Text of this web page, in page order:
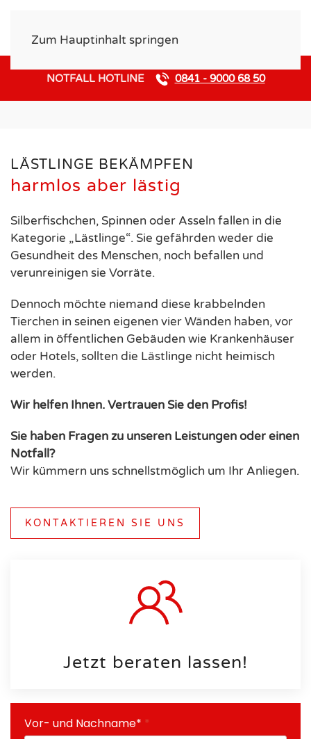
Zum Hauptinhalt springen
NOTFALL HOTLINE 0841 - 9000 68 50
LÄSTLINGE BEKÄMPFEN
harmlos aber lästig
Silberfischchen, Spinnen oder Asseln fallen in die
Kategorie „Lästlinge“. Sie gefährden weder die
Gesundheit des Menschen, noch befallen und
verunreinigen sie Vorräte.
Dennoch möchte niemand diese krabbelnden
Tierchen in seinen eigenen vier Wänden haben, vor
allem in öffentlichen Gebäuden wie Krankenhäuser
oder Hotels, sollten die Lästlinge nicht heimisch
werden.
Wir helfen Ihnen. Vertrauen Sie den Profis!
Sie haben Fragen zu unseren Leistungen oder einen
Notfall?
Wir kümmern uns schnellstmöglich um Ihr Anliegen.
KONTAKTIEREN SIE UNS
Jetzt beraten lassen!
Vor- und Nachname* *